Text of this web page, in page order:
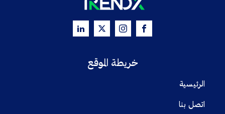
خريطة الموقع
الرئيسية
اتصل بنا